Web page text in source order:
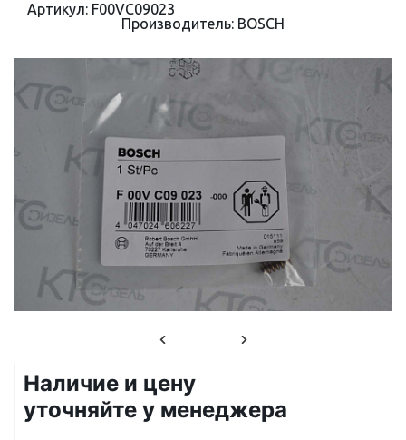
Артикул: F00VC09023
Производитель: BOSCH
Наличие и цену
уточняйте у менеджера